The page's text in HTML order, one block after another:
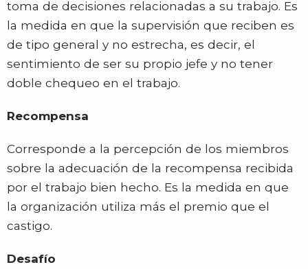
toma de decisiones relacionadas a su trabajo. Es
la medida en que la supervisión que reciben es
de tipo general y no estrecha, es decir, el
sentimiento de ser su propio jefe y no tener
doble chequeo en el trabajo.
Recompensa
Corresponde a la percepción de los miembros
sobre la adecuación de la recompensa recibida
por el trabajo bien hecho. Es la medida en que
la organización utiliza más el premio que el
castigo.
Desafío